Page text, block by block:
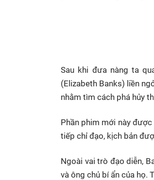
Sau khi đưa nàng ta
(Elizabeth Banks) liền
nhằm tìm cách phá hủy
Phần phim mới này
tiếp chỉ đạo, kịch bản
Ngoài vai trò đạo diễn,
và ông chủ bí ẩn của họ.